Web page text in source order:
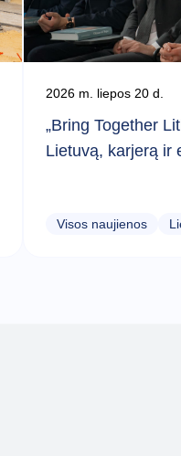
2026 m. liepos 20 d.
„Bring Together
Lietuvą, karjerą ir
Visos naujienos